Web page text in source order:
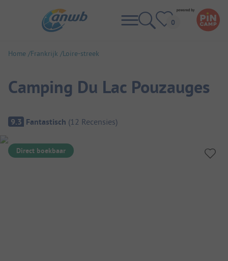
Home Frankrijk Loire-streek
Camping Du Lac Pouzauges
Camping overzicht
9.3 Fantastisch (12 Recensies)
Direct boekbaar